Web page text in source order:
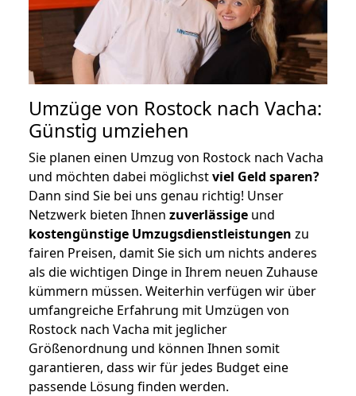
Umzüge von Rostock nach Vacha:
Günstig umziehen
Sie planen einen Umzug von Rostock nach Vacha
und möchten dabei möglichstviel Geld sparen?
Dann sind Sie bei uns genau richtig! Unser
Netzwerk bieten Ihnen zuverlässige und
kostengünstige Umzugsdienstleistungen zu
fairen Preisen, damit Sie sich um nichts anderes
als die wichtigen Dinge in Ihrem neuen Zuhause
kümmern müssen. Weiterhin verfügen wir über
umfangreiche Erfahrung mit Umzügen von
Rostock nach Vacha mit jeglicher
Größenordnung und können Ihnen somit
garantieren, dass wir für jedes Budget eine
passende Lösung finden werden.